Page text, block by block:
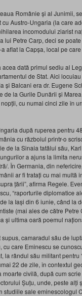
Românie și al Junimii,
Austro-Ungaria (la care
incomodului ziarist
lui Petre Carp, deci se
aflat la Capșa, local pe
dată primul sediu al
de Stat. Aici
Balcani era dr. Eugene
la Gurile Dunării și
cu numai cinci zile în
după ruperea pentru
cu războiul printr-o
de la Sinaia tatălui său,
a ajuns la limita
. În Germania, din
ar fi tratați cu mai multă
țării”, afirma Regele.
“raporturile diplomatice
la Iași din 6 iunie, când la
(mai ales de către Petre
ultima oară poemul
camaradul său de
care Eminescu se
rândul său militant pentru
22 de zile, în contextul
civilă, după cum
Șuțu, unde, peste alți
sale eminescologul